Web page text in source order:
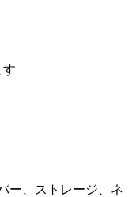
す
ー、ストレージ、ネ